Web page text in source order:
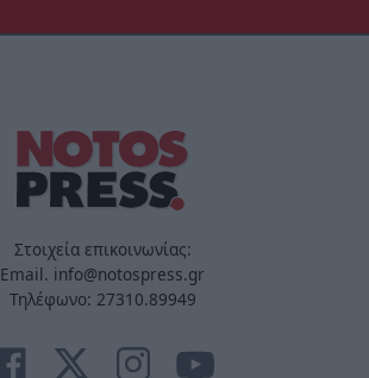
Στοιχεία επικοινωνίας:
Email. info@notospress.gr
Τηλέφωνο: 27310.89949